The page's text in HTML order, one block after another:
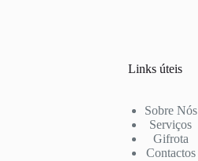
Links úteis
Sobre Nós
Serviços
Gifrota
Contactos